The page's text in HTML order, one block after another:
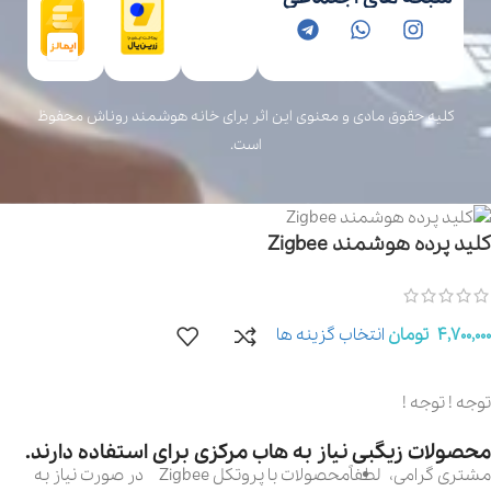
کلیه حقوق مادی و معنوی این اثر برای خانه هوشمند روناش محفوظ
است.
کلید پرده هوشمند Zigbee
4,700,000 تومان انتخاب گزینه ها
توجه ! توجه !
محصولات زیگبی نیاز به هاب مرکزی برای استفاده دارند.
مشتری گرامی، لطفاً
محصولات با پروتکل Zigbee
در صورت نیاز به